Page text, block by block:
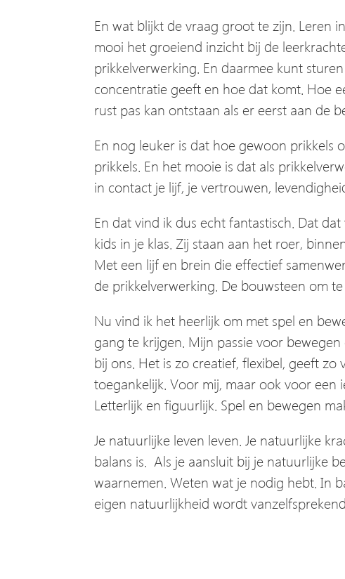
En wat blijkt de vraag groot te zijn. Leren
mooi het groeiend inzicht bij de
prikkelverwerking. En daarmee kunt
concentratie geeft en hoe dat komt. Hoe
rust pas kan ontstaan als er eerst aan de
En nog leuker is dat hoe gewoon prikkels
prikkels. En het mooie is dat als
in contact je lijf, je vertrouwen,
En dat vind ik dus echt fantastisch. Dat
kids in je klas. Zij staan aan het roer,
Met een lijf en brein die effectief
de prikkelverwerking. De bouwsteen om
Nu vind ik het heerlijk om met spel en
gang te krijgen. Mijn passie voor
bij ons. Het is zo creatief, flexibel, geeft
toegankelijk. Voor mij, maar ook voor een
Letterlijk en figuurlijk. Spel en bewegen
Je natuurlijke leven leven. Je natuurlijke
balans is. Als je aansluit bij je natuurlijke
waarnemen. Weten wat je nodig hebt. In
eigen natuurlijkheid wordt